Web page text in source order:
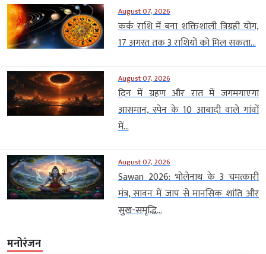
August 07, 2026
कर्क राशि में बना शक्तिशाली त्रिग्रही योग,
17 अगस्त तक 3 राशियों को मिल सकता...
August 07, 2026
दिन में ग्रहण और रात में जगमगाएगा
आसमान, स्पेन के 10 आबादी वाले गांवों
में...
August 07, 2026
Sawan 2026: भोलेनाथ के 3 चमत्कारी
मंत्र, सावन में जाप से मानसिक शांति और
सुख-समृद्धि...
मनोरंजन